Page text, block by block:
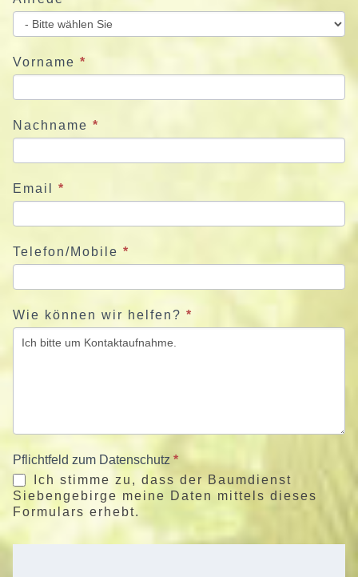
e
u
n
s
e
t
Vorname *
Nachname *
Email *
Telefon/Mobile *
Wie können wir helfen? *
Pflichtfeld zum Datenschutz *
Ich stimme zu, dass der Baumdienst
Siebengebirge meine Daten mittels dieses
Formulars erhebt.